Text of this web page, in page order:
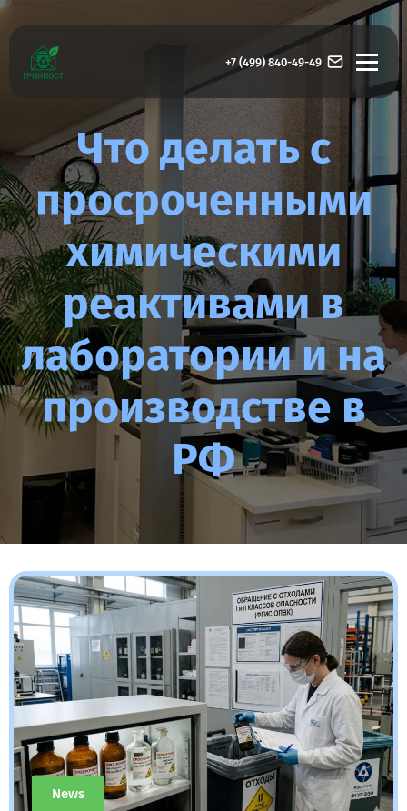
+7 (499) 840-49-49
Что делать с
просроченными
химическими
реактивами в
лаборатории и на
производстве в
РФ
News